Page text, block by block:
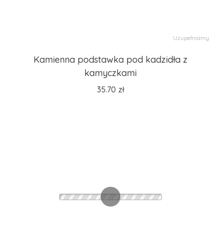
Uzupełniamy
Kamienna podstawka pod kadzidła z
kamyczkami
35.70 zł